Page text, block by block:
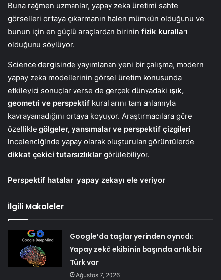
Buna rağmen uzmanlar, yapay zeka üretimi sahte
görselleri ortaya çıkarmanın halen mümkün olduğunu ve
bunun için en güçlü araçlardan birinin fizik kuralları
olduğunu söylüyor.
Science dergisinde yayımlanan yeni bir çalışma, modern
yapay zeka modellerinin görsel üretim konusunda
etkileyici sonuçlar verse de gerçek dünyadaki ışık,
geometri ve perspektif kurallarını tam anlamıyla
kavrayamadığını ortaya koyuyor. Araştırmacılara göre
özellikle gölgeler, yansımalar ve perspektif çizgileri
incelendiğinde yapay olarak oluşturulan görüntülerde
dikkat çekici tutarsızlıklar görülebiliyor.
Perspektif hataları yapay zekayı ele veriyor
İlgili Makaleler
Google’da taşlar yerinden oynadı:
Yapay zekâ ekibinin başında artık bir
Türk var
Ağustos 7, 2026